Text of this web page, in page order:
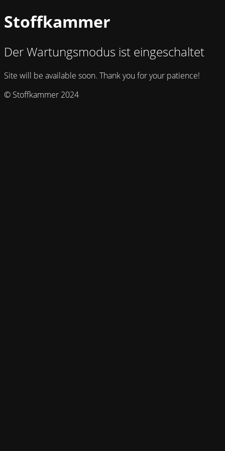
Stoffkammer
Der Wartungsmodus ist eingeschaltet
Site will be available soon. Thank you for your patience!
© Stoffkammer 2024